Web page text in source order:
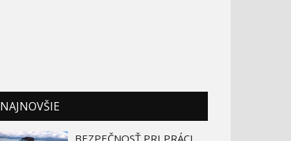
NAJNOVŠIE
BEZPEČNOSŤ PRI PRÁCI